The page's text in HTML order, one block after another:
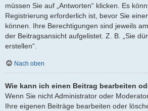
müssen Sie auf „Antworten“ klicken. Es
Registrierung erforderlich ist, bevor Sie
können. Ihre Berechtigungen sind jeweils
der Beitragsansicht aufgelistet. Z. B. „Sie
erstellen“.
Nach oben
Wie kann ich einen Beitrag bearbeiten
Wenn Sie nicht Administrator oder
Ihre eigenen Beiträge bearbeiten oder